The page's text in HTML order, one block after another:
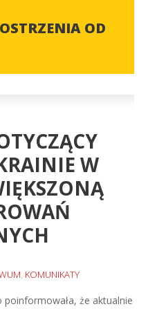
OD
W
, KOMUNIKATY
poinformowała, że aktualnie